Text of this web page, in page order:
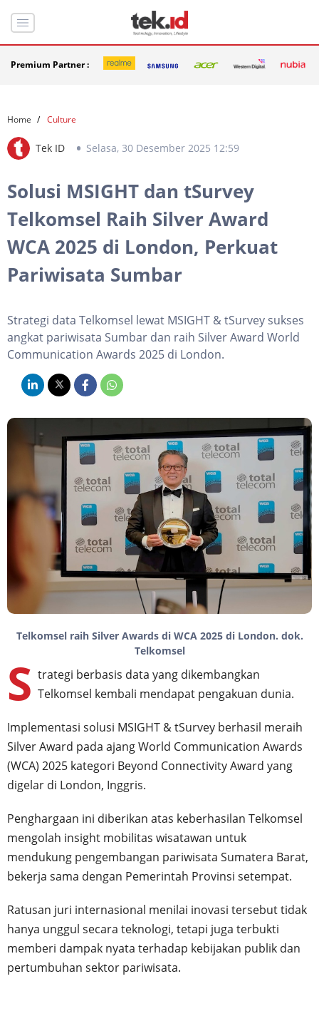
Premium Partner :
Home Culture
Tek ID Selasa, 30 Desember 2025 12:59
Solusi MSIGHT dan tSurvey
Telkomsel Raih Silver Award
WCA 2025 di London, Perkuat
Pariwisata Sumbar
Strategi data Telkomsel lewat MSIGHT & tSurvey sukses
angkat pariwisata Sumbar dan raih Silver Award World
Communication Awards 2025 di London.
Telkomsel raih Silver Awards di WCA 2025 di London. dok.
Telkomsel
S trategi berbasis data yang dikembangkan
Telkomsel kembali mendapat pengakuan dunia.
Implementasi solusi MSIGHT & tSurvey berhasil meraih
Silver Award pada ajang World Communication Awards
(WCA) 2025 kategori Beyond Connectivity Award yang
digelar di London, Inggris.
Penghargaan ini diberikan atas keberhasilan Telkomsel
mengolah insight mobilitas wisatawan untuk
mendukung pengembangan pariwisata Sumatera Barat,
bekerja sama dengan Pemerintah Provinsi setempat.
Ratusan juri internasional menilai inovasi tersebut tidak
hanya unggul secara teknologi, tetapi juga terbukti
memberi dampak nyata terhadap kebijakan publik dan
pertumbuhan sektor pariwisata.